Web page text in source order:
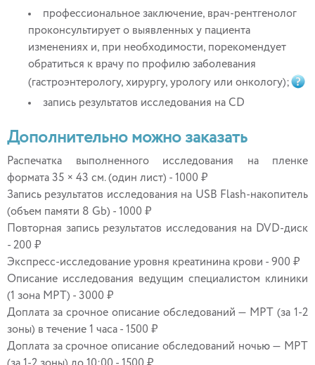
профессиональное заключение, врач-рентгенолог
проконсультирует о выявленных у пациента
изменениях и, при необходимости, порекомендует
обратиться к врачу по профилю заболевания
(гастроэнтерологу, хирургу, урологу или онкологу);
запись результатов исследования на CD
Дополнительно можно заказать
Распечатка выполненного исследования на пленке
формата 35 × 43 см. (один лист) - 1000 ₽
Запись результатов исследования на USB Flash-накопитель
(объем памяти 8 Gb) - 1000 ₽
Повторная запись результатов исследования на DVD-диск
- 200 ₽
Экспресс-исследование уровня креатинина крови - 900 ₽
Описание исследования ведущим специалистом клиники
(1 зона МРТ) - 3000 ₽
Доплата за срочное описание обследований — МРТ (за 1-2
зоны) в течение 1 часа - 1500 ₽
Доплата за срочное описание обследований ночью — МРТ